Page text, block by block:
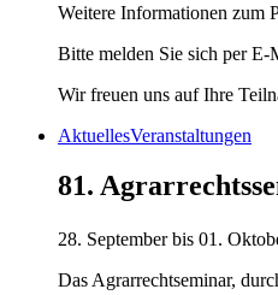
Weitere Informationen zum
Bitte melden Sie sich per E-
Wir freuen uns auf Ihre
AktuellesVeranstaltungen
81.
28. September bis 01.
Das Agrarrechtseminar,